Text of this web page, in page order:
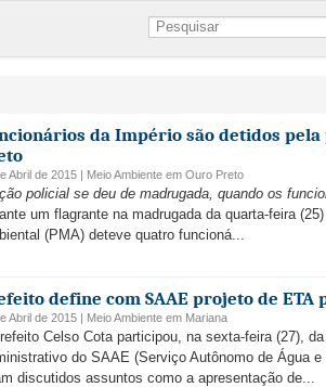
da Império são detidos
Abril de 2015 | Meio Ambiente em Ouro Preto
policial se deu de madrugada, quando os
um flagrante na madrugada da quarta-feira
(PMA) deteve quatro funcioná...
define com SAAE projeto de
Abril de 2015 | Meio Ambiente em Mariana
Celso Cota participou, na sexta-feira (27),
do SAAE (Serviço Autônomo de Água
discutidos assuntos como a apresentação de...